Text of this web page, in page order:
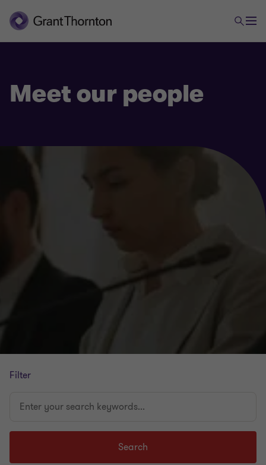
Meet our people
Filter
your
Search